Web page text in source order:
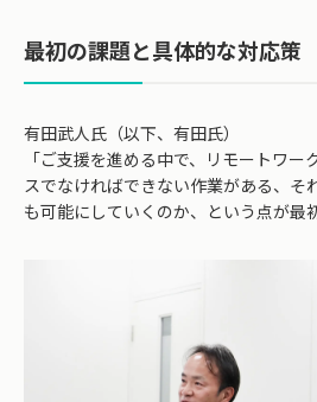
最初の課題と具体的な対応策
有田武人氏（以下、有田氏）
「ご支援を進める中で、リモートワー
スでなければできない作業がある、そ
も可能にしていくのか、という点が最